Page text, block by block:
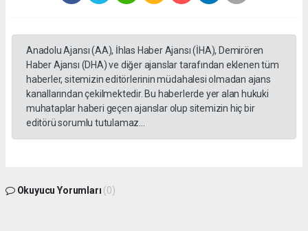
Anadolu Ajansı (AA), İhlas Haber Ajansı (İHA), Demirören
Haber Ajansı (DHA) ve diğer ajanslar tarafından eklenen tüm
haberler, sitemizin editörlerinin müdahalesi olmadan ajans
kanallarından çekilmektedir. Bu haberlerde yer alan hukuki
muhataplar haberi geçen ajanslar olup sitemizin hiç bir
editörü sorumlu tutulamaz...
Okuyucu Yorumları (0)